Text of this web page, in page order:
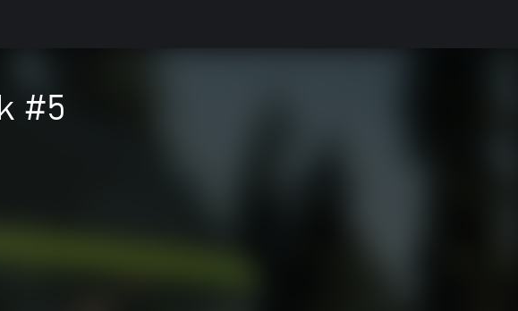
#5